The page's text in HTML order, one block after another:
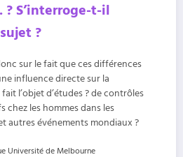
? S’interroge-t-il
?
sur le fait que ces différences
influence directe sur la
l’objet d’études ? de contrôles
les hommes dans les
autres événements mondiaux ?